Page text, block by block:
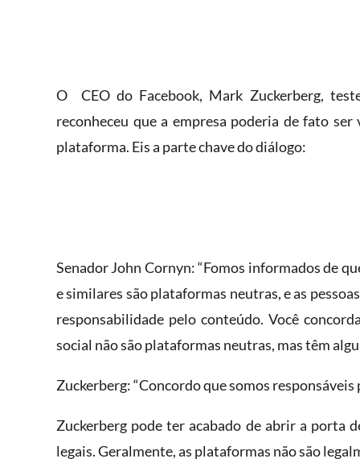
O ​ ​CEO do Facebook, Mark Zuckerberg,
reconheceu que a empresa poderia de fato
plataforma.​ Eis a parte chave do diálogo:
​Senador John Cornyn: “Fomos informados de
e similares são plataformas neutras, e as
responsabilidade pelo conteúdo. Você
social não são plataformas neutras, mas têm
Zuckerberg: “Concordo que somos responsáveis
Zuckerberg pode ter acabado de abrir ​a porta
legais. Geralmente, as plataformas não são